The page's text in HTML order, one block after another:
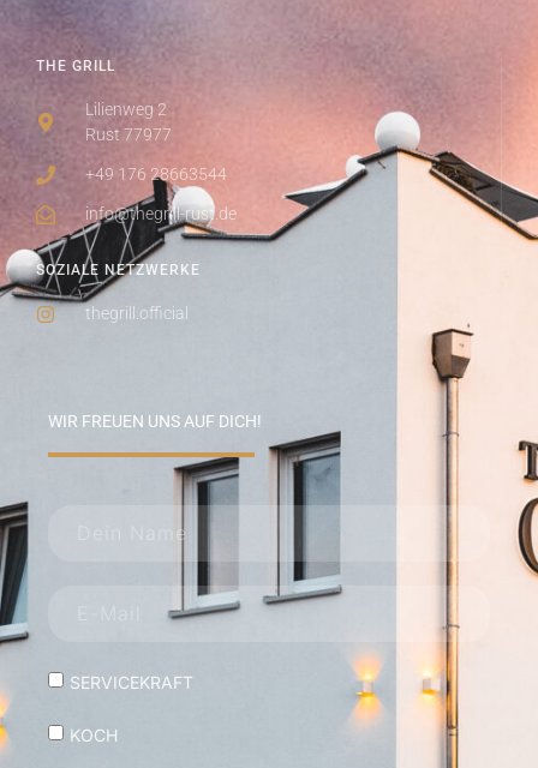
THE GRILL
Lilienweg 2
Rust 77977
+49 176 28663544
info@thegrill-rust.de
SOZIALE NETZWERKE
thegrill.official
WIR FREUEN UNS AUF DICH!
SERVICEKRAFT
KOCH